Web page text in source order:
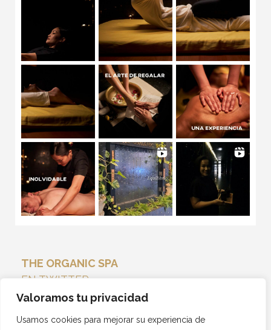
Valoramos tu privacidad
Usamos cookies para mejorar su experiencia de
THE ORGANIC SPA
EN TWITTER
Tweets por el @THEORGANICSPA_.